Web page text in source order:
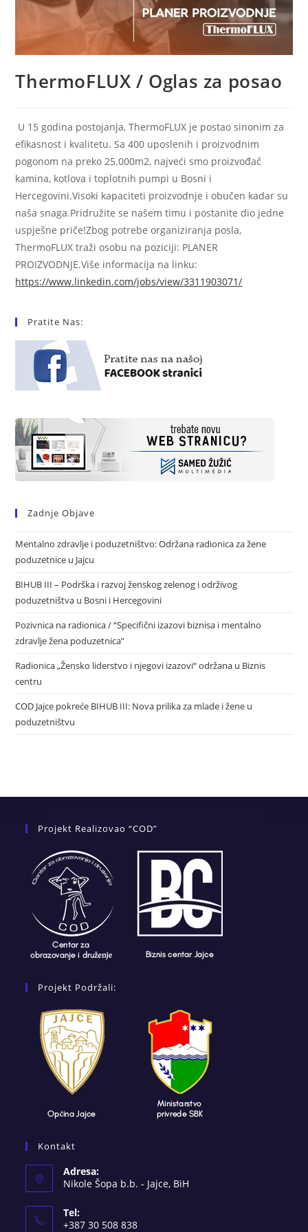
ThermoFLUX / Oglas za posao
U 15 godina postojanja, ThermoFLUX je postao sinonim za
efikasnost i kvalitetu. Sa 400 uposlenih i proizvodnim
pogonom na preko 25.000m2, najveći smo proizvođač
kamina, kotlova i toplotnih pumpi u Bosni i
Hercegovini.Visoki kapaciteti proizvodnje i obučen kadar su
naša snaga.Pridružite se našem timu i postanite dio jedne
uspješne priče!Zbog potrebe organiziranja posla,
ThermoFLUX traži osobu na poziciji: PLANER
PROIZVODNJE.Više informacija na linku:
https://www.linkedin.com/jobs/view/3311903071/
Pratite Nas:
Zadnje Objave
Mentalno zdravlje i poduzetništvo: Održana radionica za žene
poduzetnice u Jajcu
BIHUB III – Podrška i razvoj ženskog zelenog i održivog
poduzetništva u Bosni i Hercegovini
Pozivnica na radionica / “Specifični izazovi biznisa i mentalno
zdravlje žena poduzetnica”
Radionica „Žensko liderstvo i njegovi izazovi“ održana u Biznis
centru
COD Jajce pokreće BIHUB III: Nova prilika za mlade i žene u
poduzetništvu
Projekt Realizovao “COD”
Projekt Podržali:
Kontakt
Adresa:
Nikole Šopa b.b. - Jajce, BiH
Tel:
+387 30 508 838